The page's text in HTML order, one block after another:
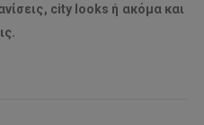
city looks ή ακόμα και